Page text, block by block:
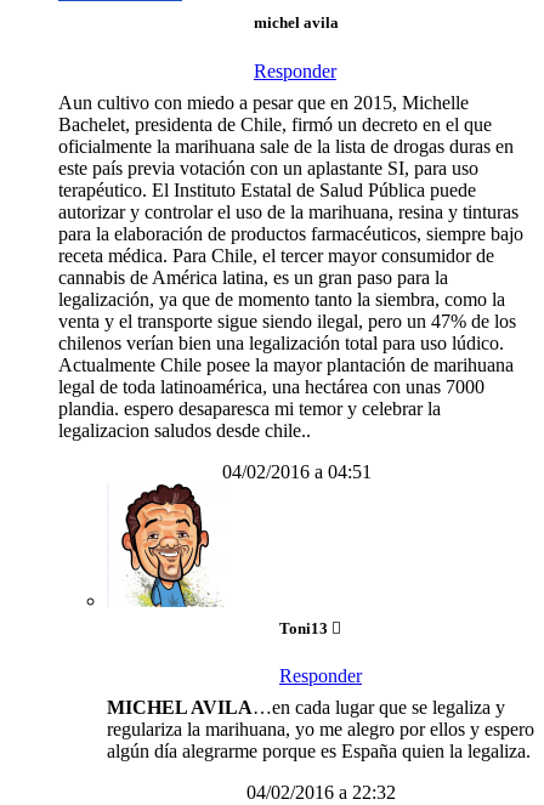
michel avila
Responder
Aun cultivo con miedo a pesar que en 2015, Michelle
Bachelet, presidenta de Chile, firmó un decreto en el que
oficialmente la marihuana sale de la lista de drogas duras en
este país previa votación con un aplastante SI, para uso
terapéutico. El Instituto Estatal de Salud Pública puede
autorizar y controlar el uso de la marihuana, resina y tinturas
para la elaboración de productos farmacéuticos, siempre bajo
receta médica. Para Chile, el tercer mayor consumidor de
cannabis de América latina, es un gran paso para la
legalización, ya que de momento tanto la siembra, como la
venta y el transporte sigue siendo ilegal, pero un 47% de los
chilenos verían bien una legalización total para uso lúdico.
Actualmente Chile posee la mayor plantación de marihuana
legal de toda latinoamérica, una hectárea con unas 7000
plandia. espero desaparesca mi temor y celebrar la
legalizacion saludos desde chile..
04/02/2016 a 04:51
Toni13
Responder
MICHEL AVILA…en cada lugar que se legaliza y
regulariza la marihuana, yo me alegro por ellos y espero
algún día alegrarme porque es España quien la legaliza.
04/02/2016 a 22:32